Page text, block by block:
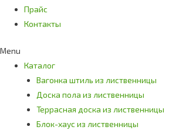
Прайс
Контакты
Menu
Каталог
Вагонка штиль из лиственницы
Доска пола из лиственницы
Террасная доска из лиственницы
Блок-хаус из лиственницы